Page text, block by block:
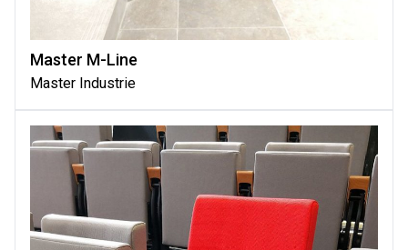
Master M-Line
Master Industrie